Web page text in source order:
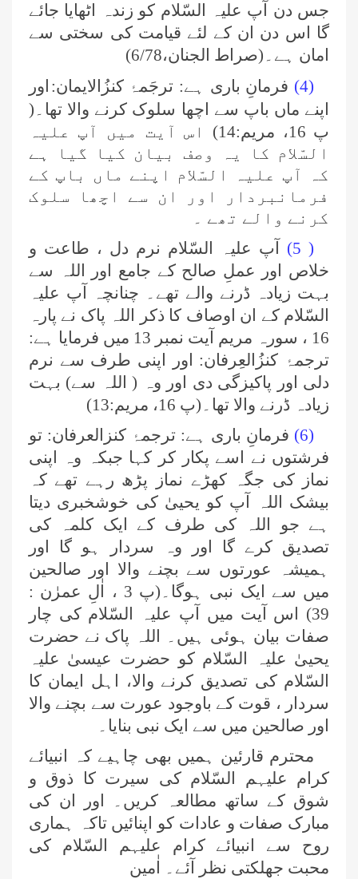
جس دن آپ علیہ السّلام کو زندہ اٹھایا جائے
گا اس دن ان کے لئے قیامت کی سختی سے
امان ہے۔(صراط الجنان،6/78)
(4)
فرمانِ باری ہے: ترجَمۂ کنزُالایمان: اور
اپنے ماں باپ سے اچھا سلوک کرنے والا تھا۔(
پ 16، مریم:14) اس آیت میں آپ علیہ
السّلام کا یہ وصف بیان کیا گیا ہے
کہ آپ علیہ السّلام اپنے ماں باپ کے
فرمانبردار اور ان سے اچھا سلوک
کرنے والے تھے ۔
( 5)
آپ علیہ السّلام نرم دل ، طاعت و
خلاص اور عملِ صالح کے جامع اور اللہ سے
بہت زیادہ ڈرنے والے تھے۔ چنانچہ آپ علیہ
السّلام کے ان اوصاف کا ذکر اللہ پاک نے پارہ
16 ، سورہ مریم آیت نمبر 13 میں فرمایا ہے:
ترجمۂ کنزُالعِرفان: اور اپنی طرف سے نرم
دلی اور پاکیزگی دی اور وہ ( اللہ سے) بہت
زیادہ ڈرنے والا تھا۔(پ 16، مریم:13)
(6)
فرمانِ باری ہے: ترجمۂ کنزالعرفان: تو
فرشتوں نے اسے پکار کر کہا جبکہ وہ اپنی
نماز کی جگہ کھڑے نماز پڑھ رہے تھے کہ
بیشک اللہ آپ کو یحییٰ کی خوشخبری دیتا
ہے جو اللہ کی طرف کے ایک کلمہ کی
تصدیق کرے گا اور وہ سردار ہو گا اور
ہمیشہ عورتوں سے بچنے والا اور صالحین
میں سے ایک نبی ہوگا۔(پ 3 ، اٰلِ عمرٰن :
39) اس آیت میں آپ علیہ السّلام کی چار
صفات بیان ہوئی ہیں۔ اللہ پاک نے حضرت
یحییٰ علیہ السّلام کو حضرت عیسیٰ علیہ
السّلام کی تصدیق کرنے والا، اہل ایمان کا
سردار ، قوت کے باوجود عورت سے بچنے والا
اور صالحین میں سے ایک نبی بنایا۔
محترم قارئین ہمیں بھی چاہیے کہ انبیائے
کرام علیہم السّلام کی سیرت کا ذوق و
شوق کے ساتھ مطالعہ کریں۔ اور ان کی
مبارک صفات و عادات کو اپنائیں تاکہ ہماری
روح سے انبیائے کرام علیہم السّلام کی
محبت جھلکتی نظر آئے۔ اٰمین